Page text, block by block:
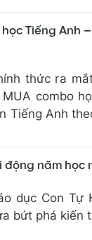
học Tiếng Anh
thức ra
combo
Tiếng Anh
động năm
dục Con Tự
bứt phá kiến